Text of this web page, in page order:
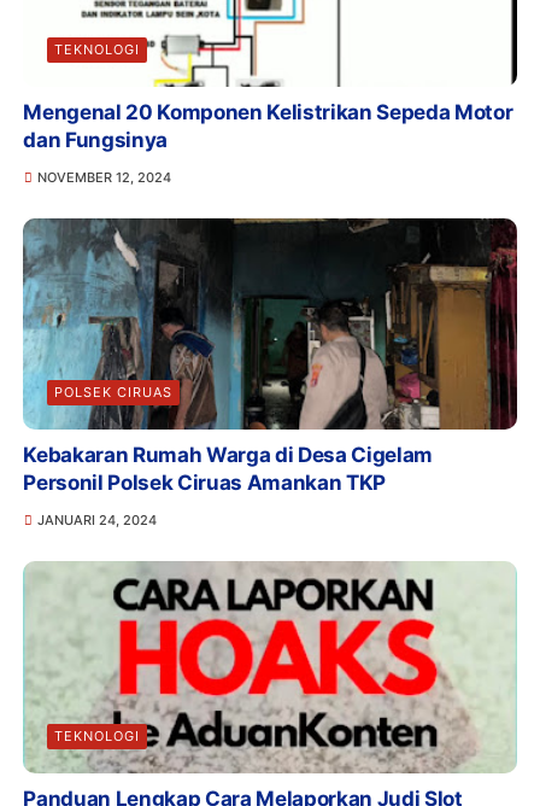
TEKNOLOGI
Mengenal 20 Komponen Kelistrikan Sepeda Motor
dan Fungsinya
NOVEMBER 12, 2024
POLSEK CIRUAS
Kebakaran Rumah Warga di Desa Cigelam
Personil Polsek Ciruas Amankan TKP
JANUARI 24, 2024
TEKNOLOGI
Panduan Lengkap Cara Melaporkan Judi Slot